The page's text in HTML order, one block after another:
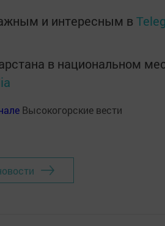
и интересным в
в национальном
Высокогорские вести